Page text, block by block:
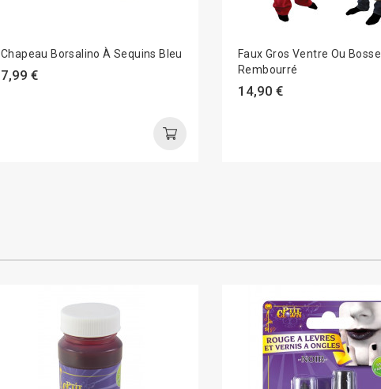
Chapeau Borsalino À Sequins Bleu
7,99 €
Faux Gros Ventre Ou Bosse
Rembourré
14,90 €